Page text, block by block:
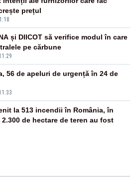
prețul
și DIICOT să verifice modul în care
pe cărbune
56 de apeluri de urgență în 24 de
la 513 incendii în România, în
de hectare de teren au fost